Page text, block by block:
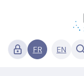
FR EN